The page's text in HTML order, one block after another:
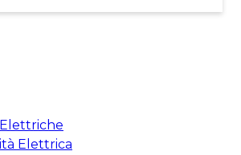
Elettrica